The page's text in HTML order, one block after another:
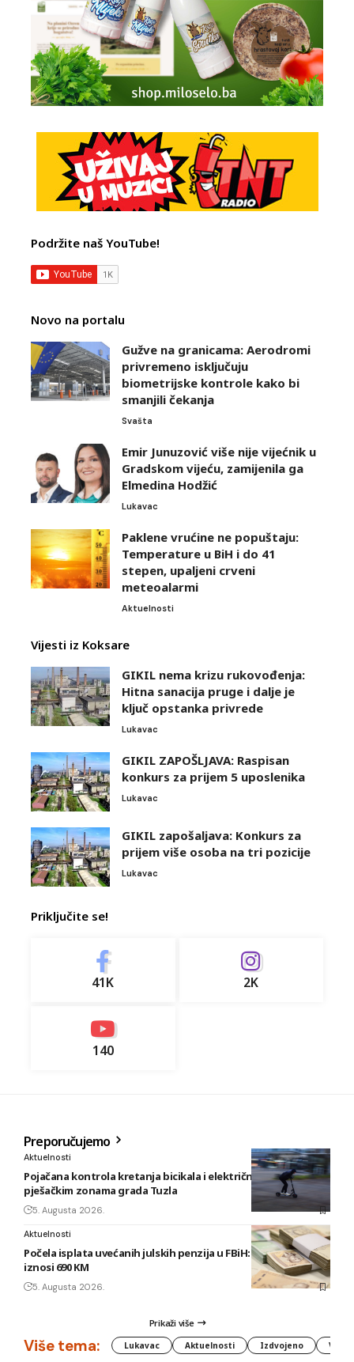
Podržite naš YouTube!
Novo na portalu
Gužve na granicama: Aerodromi
privremeno isključuju
biometrijske kontrole kako bi
smanjili čekanja
Svašta
Emir Junuzović više nije vijećnik u
Gradskom vijeću, zamijenila ga
Elmedina Hodžić
Lukavac
Paklene vrućine ne popuštaju:
Temperature u BiH i do 41
stepen, upaljeni crveni
meteoalarmi
Aktuelnosti
Vijesti iz Koksare
GIKIL nema krizu rukovođenja:
Hitna sanacija pruge i dalje je
ključ opstanka privrede
Lukavac
GIKIL ZAPOŠLJAVA: Raspisan
konkurs za prijem 5 uposlenika
Lukavac
GIKIL zapošaljava: Konkurs za
prijem više osoba na tri pozicije
Lukavac
Priključite se!
41K 2K
140
Preporučujemo
Aktuelnosti
Pojačana kontrola kretanja bicikala i električnih romobila u
pješačkim zonama grada Tuzla
5. Augusta 2026.
Aktuelnosti
Počela isplata uvećanih julskih penzija u FBiH: Najniža sada
iznosi 690 KM
5. Augusta 2026.
Prikaži više
Više tema: Lukavac Aktuelnosti Izdvojeno